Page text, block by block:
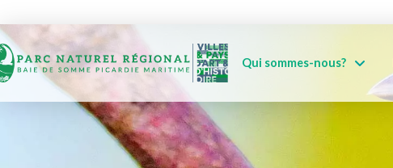
Qui sommes-nous?